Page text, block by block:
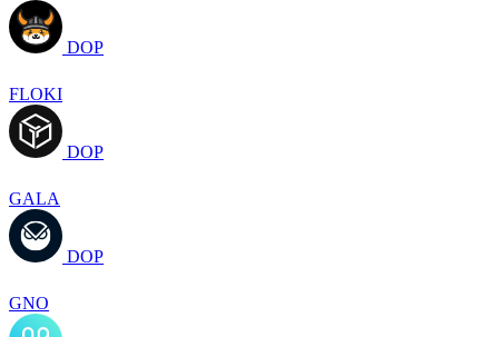
DOP
FLOKI
DOP
GALA
DOP
GNO